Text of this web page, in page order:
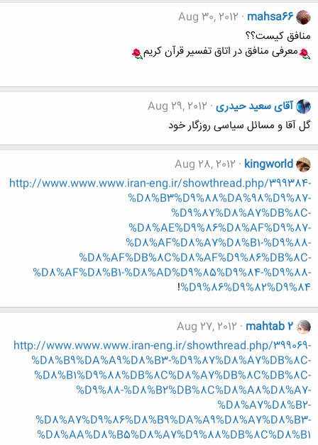
mahsa66
Aug 30, 2012
منافق کیست؟؟
معرفی منافق در اتاق تفسیر قرآن کریم
آقای سعید حیدری Aug 29, 2012
گل آقا و مسائل سیاسی روزگار خود
kingworld
Aug 28, 2012
http://www.www.www.iran-eng.ir/showthread.php/399384-
%D8%B3%D9%88%DA%98%D9%87-
%D9%87%D8%A7%DB%8C-
%D8%AE%D9%86%D8%AF%D9%87-
%D8%AF%D8%A7%D8%B1-%D9%88-
%D8%AF%DB%8C%D8%AF%D9%86%DB%8C-
%D8%AF%D8%B1-%D8%AD%D9%85%D9%84-%D9%88-
%D9%86%D9%82%D9%84
!
mahtab 2
Aug 27, 2012
http://www.www.www.iran-eng.ir/showthread.php/399069-
%D8%B9%DA%A9%D8%B3-%D9%87%D8%A7%DB%8C-
%D8%B1%D9%88%DB%8C%D8%A7%DB%8C%DB%8C-
%D9%88-%D8%B2%DB%8C%D8%A8%D8%A7-
%D8%A7%D8%B2-
%D8%A7%D9%86%D8%B9%DA%A9%D8%A7%D8%B3-
%D8%AA%D8%B5%D8%A7%D9%88%DB%8C%D8%B1